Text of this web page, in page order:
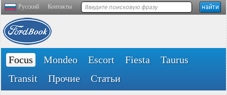
Русский Контакты
Focus Mondeo Escort Fiesta
Taurus
Transit
Прочие Статьи